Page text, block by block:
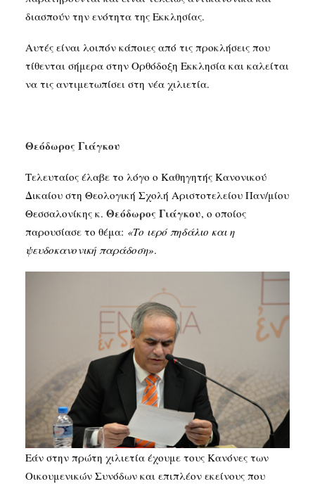
διασπούν την ενότητα της Εκκλησίας.
Αυτές είναι λοιπόν κάποιες από τις προκλήσεις που
τίθενται σήμερα στην Ορθόδοξη Εκκλησία και καλείται
να τις αντιμετωπίσει στη νέα χιλιετία.
Θεόδωρος Γιάγκου
Τελευταίος έλαβε το λόγο ο Καθηγητής Κανονικού
Δικαίου στη Θεολογική Σχολή Αριστοτελείου Παν/μίου
Θεσσαλονίκης κ. Θεόδωρος Γιάγκου, ο οποίος
παρουσίασε το θέμα: «Το ιερό πηδάλιο και η
ψευδοκανονική παράδοση».
Εάν στην πρώτη χιλιετία έχουμε τους Κανόνες των
Οικουμενικών Συνόδων και επιπλέον εκείνους που